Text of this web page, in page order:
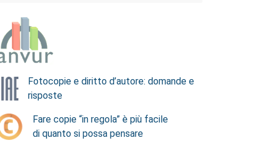
Fotocopie e diritto d’autore: domande e
risposte
Fare copie “in regola” è più facile
di quanto si possa pensare